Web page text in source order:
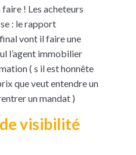
faire ! Les acheteurs
: le rapport
vont il faire une
l’agent immobilier
( s il est honnête
que veut entendre un
un mandat )
visibilité